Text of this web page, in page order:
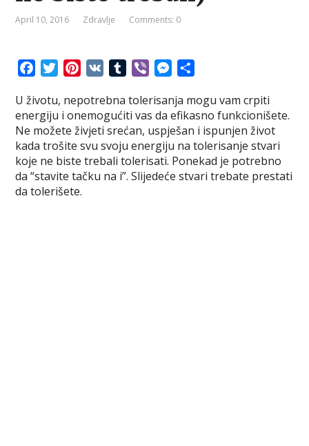
April 10, 2016 Zdravlje Comments: 0
c
e
b
o
o
k
T
i
t
t
e
r
n
t
e
r
e
m
b
l
r
b
e
r
M
s
s
e
n
g
a
r
e
U životu, nepotrebna tolerisanja mogu vam crpiti
energiju i onemogućiti vas da efikasno funkcionišete.
Ne možete živjeti srećan, uspješan i ispunjen život
kada trošite svu svoju energiju na tolerisanje stvari
koje ne biste trebali tolerisati. Ponekad je potrebno
da “stavite tačku na i”. Slijedeće stvari trebate prestati
da tolerišete.